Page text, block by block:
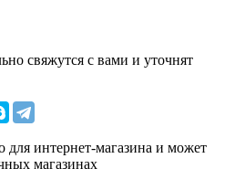
свяжутся с вами и уточнят
для интернет-магазина и может
магазинах